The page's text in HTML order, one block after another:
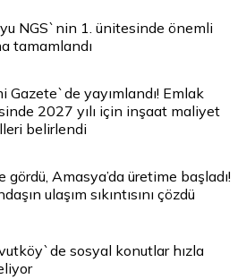
NGS`nin 1. ünitesinde önemli
tamamlandı
Gazete`de yayımlandı! Emlak
2027 yılı için inşaat maliyet
belirlendi
gördü, Amasya’da üretime başladı!
ulaşım sıkıntısını çözdü
sosyal konutlar hızla